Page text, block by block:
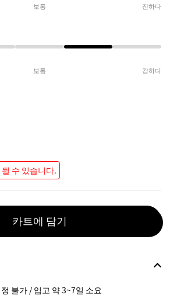
보통 진하다
보통 강하다
수 있습니다.
카트에 담기
불가 / 입고 약 3~7일 소요